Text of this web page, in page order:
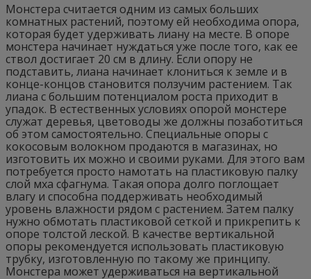
Монстера считается одним из самых больших
комнатных растений, поэтому ей необходима опора,
которая будет удерживать лиану на месте. В опоре
монстера начинает нуждаться уже после того, как ее
ствол достигает 20 см в длину. Если опору не
подставить, лиана начинает клониться к земле и в
конце-концов становится ползучим растением. Так
лиана с большим потенциалом роста приходит в
упадок. В естественных условиях опорой монстере
служат деревья, цветоводы же должны позаботиться
об этом самостоятельно. Специальные опоры с
кокосовым волокном продаются в магазинах, но
изготовить их можно и своими руками. Для этого вам
потребуется просто намотать на пластиковую палку
слой мха сфагнума. Такая опора долго поглощает
влагу и способна поддерживать необходимый
уровень влажности рядом с растением. Затем палку
нужно обмотать пластиковой сеткой и прикрепить к
опоре толстой леской. В качестве вертикальной
опоры рекомендуется использовать пластиковую
трубку, изготовленную по такому же принципу.
Монстера может удерживаться на вертикальной